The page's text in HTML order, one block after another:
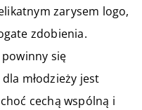
zarysem logo,
zdobienia.
się
młodzieży jest
cechą wspólną i